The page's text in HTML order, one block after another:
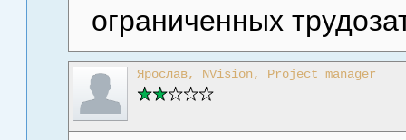
ограниченных
Ярослав, NVision, Project manager